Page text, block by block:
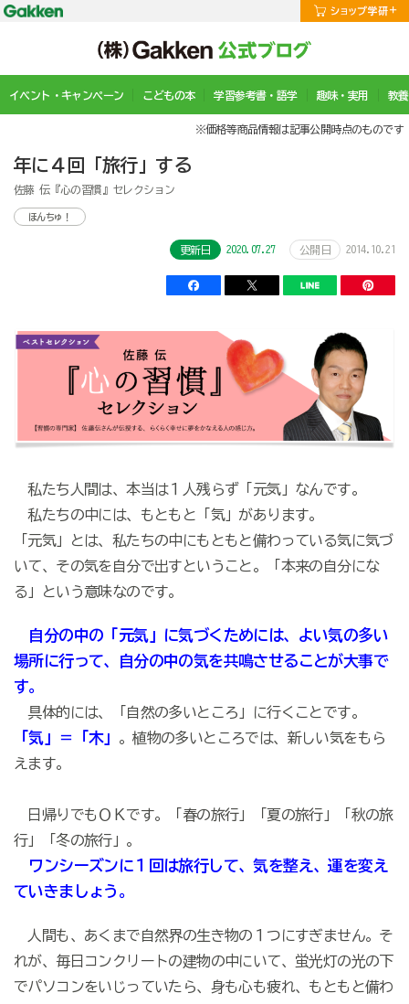
イベント・キャンペーン こどもの本 学習参考書・語学 趣味・実用 教
※価格等商品情報は記事公開時点のものです
年に４回「旅行」する
佐藤 伝『心の習慣』セレクション
ほんちゅ！
更新日 2020.07.27 公開日 2014.10.21
私たち人間は、本当は１人残らず「元気」なんです。
私たちの中には、もともと「気」があります。
「元気」とは、私たちの中にもともと備わっている気に気づ
いて、その気を自分で出すということ。「本来の自分にな
る」という意味なのです。
自分の中の「元気」に気づくためには、よい気の多い
場所に行って、自分の中の気を共鳴させることが大事で
す。
具体的には、「自然の多いところ」に行くことです。
「気」＝「木」
。植物の多いところでは、新しい気をもら
えます。
日帰りでもＯＫです。「春の旅行」「夏の旅行」「秋の旅
行」「冬の旅行」。
ワンシーズンに１回は旅行して、気を整え、運を変え
ていきましょう。
人間も、あくまで自然界の生き物の１つにすぎません。そ
れが、毎日コンクリートの建物の中にいて、蛍光灯の光の下
でパソコンをいじっていたら、身も心も疲れ、もともと備わ